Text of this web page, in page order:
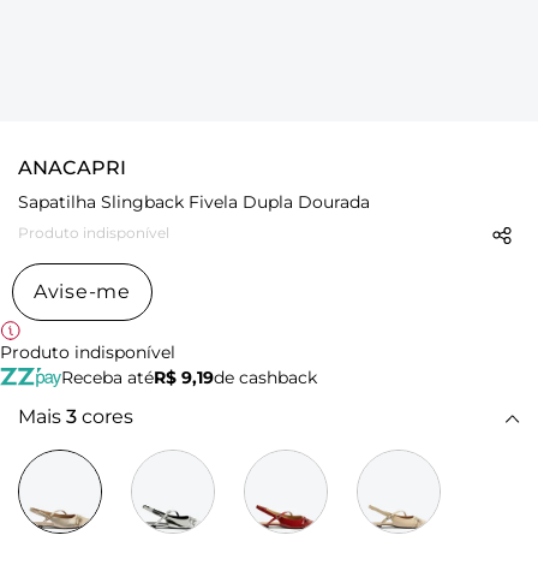
ANACAPRI
Sapatilha Slingback Fivela Dupla Dourada
Produto indisponível
Avise-me
Produto indisponível
Receba atéR$ 9,19de cashback
Mais 3 cores